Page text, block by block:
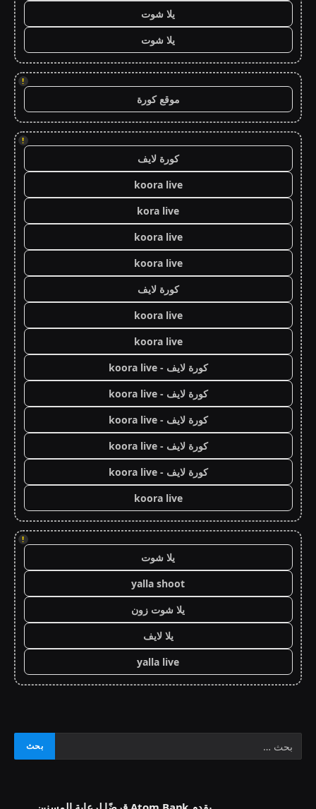
يلا شوت
يلا شوت
!
موقع كورة
!
كورة لايف
koora live
kora live
koora live
koora live
كورة لايف
koora live
koora live
كورة لايف - koora live
كورة لايف - koora live
كورة لايف - koora live
كورة لايف - koora live
كورة لايف - koora live
koora live
!
يلا شوت
yalla shoot
يلا شوت زون
يلا لايف
yalla live